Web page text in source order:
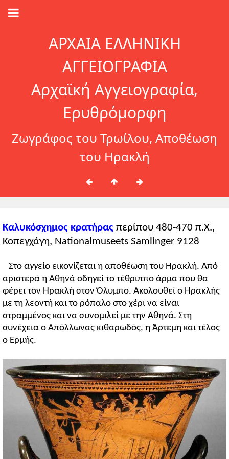
ΑΡΧΑΙΑ ΕΛΛΗΝΙΚΗ
ΑΓΓΕΙΟΓΡΑΦΙΑ
Αρχαϊκή Αγγειογραφία,
Ερυθρόμορφη
Ζωγράφος του Τρωίλου, Αποθέωση
του Ηρακλή
Καλυκόσχημος κρατήρας περίπου 480-470 π.Χ.,
Κοπεγχάγη, Nationalmuseets Samlinger 9128
Στο αγγείο εικονίζεται η αποθέωση του Ηρακλή. Από
αριστερά η Αθηνά οδηγεί το τέθριππο άρμα που θα
φέρει τον Ηρακλή στον Όλυμπο. Ακολουθεί ο Ηρακλής
με τη λεοντή και το ρόπαλο στο χέρι να είναι
στραμμένος και να συνομιλεί με την Αθηνά. Στη
συνέχεια ο Απόλλωνας κιθαρωδός, η Άρτεμη και τέλος
ο Ερμής.